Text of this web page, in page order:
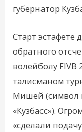
губернатор
Старт эстафете
обратного
волейболу FIVB
талисманом
Мишей (символ
«Кузбасс»).
«сделали